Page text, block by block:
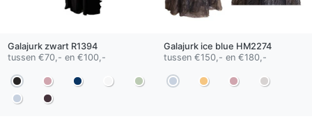
Galajurk zwartR1394
tussen €70,- en €100,-
Galajurk ice blue HM2274
tussen €150,- en €180,-